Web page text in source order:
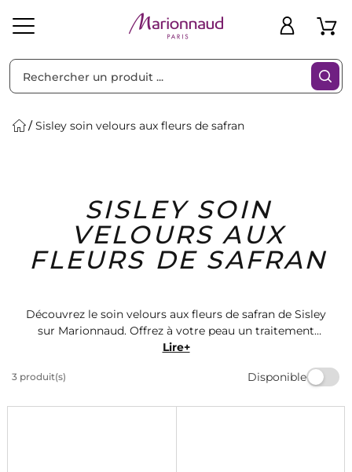
Homme Marques Idées
Cadeaux
Bons
Plans
Sisley soin velours aux fleurs de safran
SISLEY SOIN
VELOURS AUX
FLEURS DE SAFRAN
Découvrez le soin velours aux fleurs de safran de Sisley
sur Marionnaud. Offrez à votre peau un traitement
luxueux et hydratant grâce à cette formule unique.
éclatante et nourrie. Commandez dès maintenant et
Lire+
3 produit(s) Disponible
Filtres